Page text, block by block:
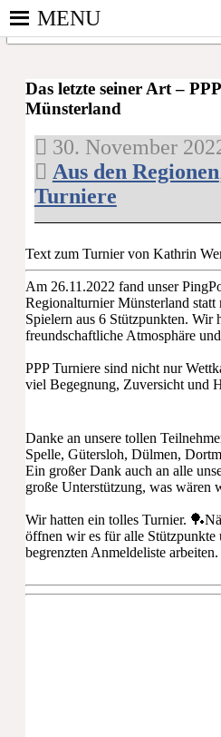
Skip
to
content
bundesweite
Zusammenschluss
kooperierenden
Vereinen und
Einzelpersonen,
der sich – mit
Tischtennis –
überwiegend
ehrenamtlich um
Personen mit
Parkinson und
deren Angehörige
kümmert.
MENU
Das letzte seiner Art –
Münsterland
30. November
Aus den Regionen
Turniere
Text zum Turnier von Kathrin
Am 26.11.2022 fand unser
Regionalturnier Münsterland
Spielern aus 6 Stützpunkten. Wir
freundschaftliche Atmosphäre
PPP Turniere sind nicht nur
viel Begegnung, Zuversicht und
Danke an unsere tollen
Spelle, Gütersloh, Dülmen,
Ein großer Dank auch an alle
große Unterstützung, was wären
Wir hatten ein tolles Turnier.
öffnen wir es für alle Stützpunkte
begrenzten Anmeldeliste arbeiten.